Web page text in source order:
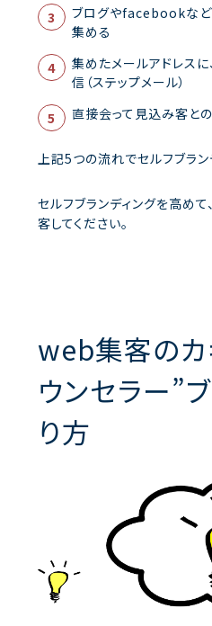
ブログやfacebookなど
集める
集めたメールアドレス
信（ステップメール）
直接会って見込み客と
上記5つの流れでセルフブラン
セルフブランディングを高め
客してください。
web集客のカ
ウンセラー”
り方